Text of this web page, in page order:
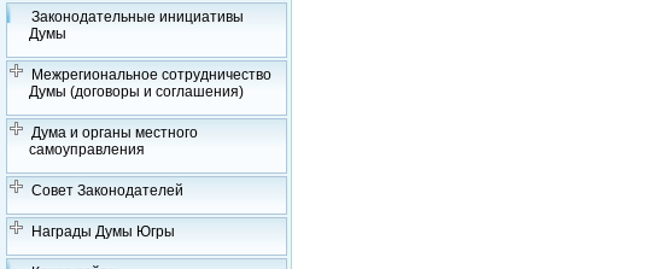
Законодательные инициативы
Думы
Межрегиональное сотрудничество
Думы (договоры и соглашения)
Дума и органы местного
самоуправления
Совет Законодателей
Награды Думы Югры